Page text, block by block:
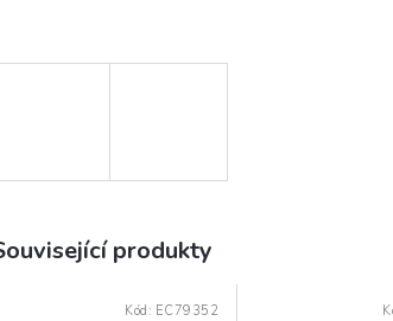
produkty
Kód: EC79352